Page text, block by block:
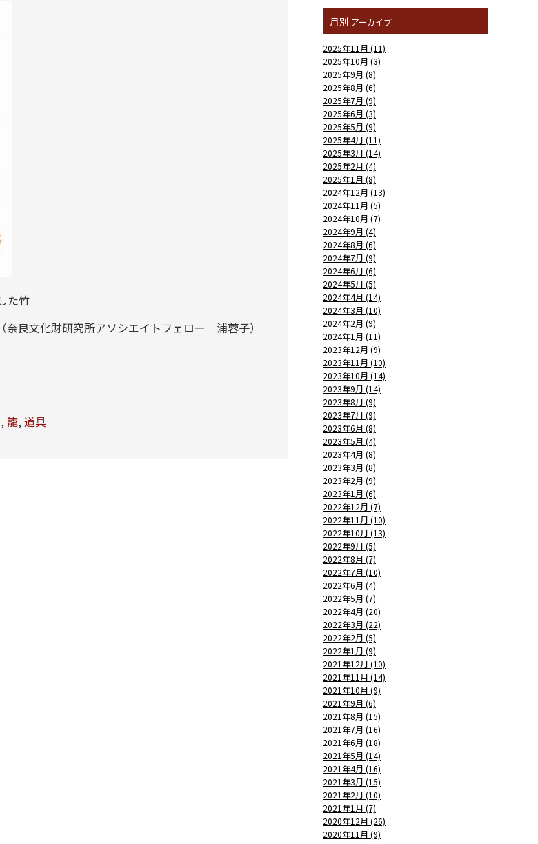
た竹
（奈良文化財研究所アソシエイトフェロー 浦蓉子）
, 籠, 道具
月別 アーカイブ
2025年11月 (11)
2025年10月 (3)
2025年9月 (8)
2025年8月 (6)
2025年7月 (9)
2025年6月 (3)
2025年5月 (9)
2025年4月 (11)
2025年3月 (14)
2025年2月 (4)
2025年1月 (8)
2024年12月 (13)
2024年11月 (5)
2024年10月 (7)
2024年9月 (4)
2024年8月 (6)
2024年7月 (9)
2024年6月 (6)
2024年5月 (5)
2024年4月 (14)
2024年3月 (10)
2024年2月 (9)
2024年1月 (11)
2023年12月 (9)
2023年11月 (10)
2023年10月 (14)
2023年9月 (14)
2023年8月 (9)
2023年7月 (9)
2023年6月 (8)
2023年5月 (4)
2023年4月 (8)
2023年3月 (8)
2023年2月 (9)
2023年1月 (6)
2022年12月 (7)
2022年11月 (10)
2022年10月 (13)
2022年9月 (5)
2022年8月 (7)
2022年7月 (10)
2022年6月 (4)
2022年5月 (7)
2022年4月 (20)
2022年3月 (22)
2022年2月 (5)
2022年1月 (9)
2021年12月 (10)
2021年11月 (14)
2021年10月 (9)
2021年9月 (6)
2021年8月 (15)
2021年7月 (16)
2021年6月 (18)
2021年5月 (14)
2021年4月 (16)
2021年3月 (15)
2021年2月 (10)
2021年1月 (7)
2020年12月 (26)
2020年11月 (9)